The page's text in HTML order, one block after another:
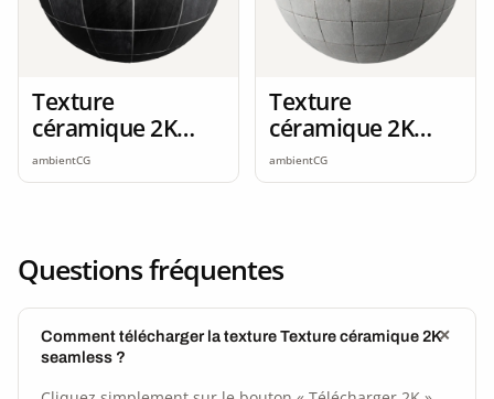
Texture
céramique 2K
seamless
ambientCG
Texture
céramique 2K
seamless
ambientCG
Questions fréquentes
Comment télécharger la texture Texture céramique 2K
seamless ?